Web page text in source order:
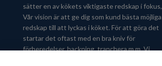
sätter en av kökets viktigaste redskap i fokus,
Vår vision är att ge dig som kund bästa möjliga
redskap till att lyckas i köket. För att göra det
startar det oftast med en bra kniv för
förberedelser, hackning, tranchera m.m. Vi